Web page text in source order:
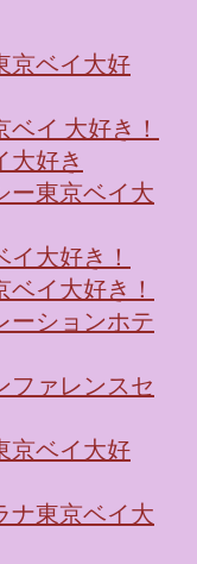
京ベイ大好
イ 大好き！
大好き
ー東京ベイ大
大好き！
イ大好き！
ーションホテ
ファレンスセ
京ベイ大好
ナ東京ベイ大